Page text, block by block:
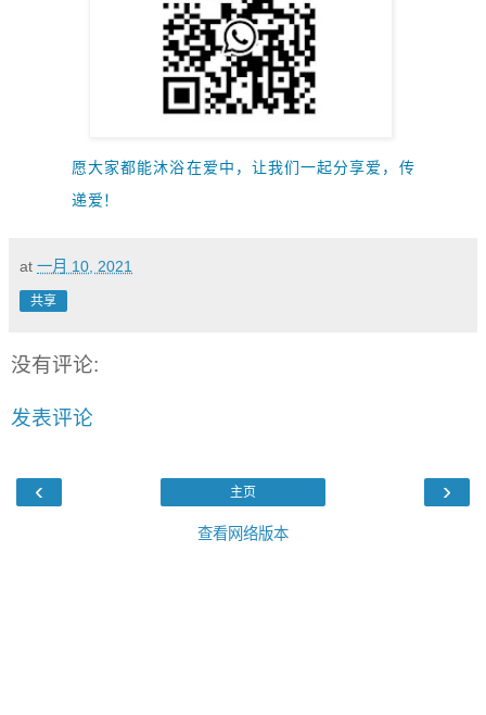
愿大家都能沐浴在爱中，让我们一起分享爱，传
递爱！
at 一月 10, 2021
共享
没有评论:
发表评论
‹ ›
主页
查看网络版本